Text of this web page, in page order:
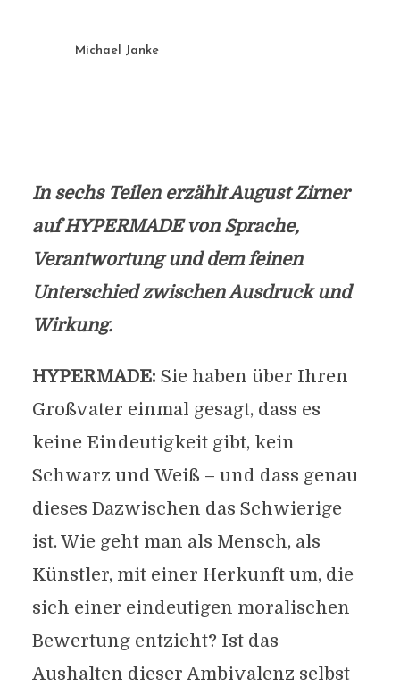
Michael Janke
In sechs Teilen erzählt August Zirner
auf HYPERMADE von Sprache,
Verantwortung und dem feinen
Unterschied zwischen Ausdruck und
Wirkung.
HYPERMADE: Sie haben über Ihren
Großvater einmal gesagt, dass es
keine Eindeutigkeit gibt, kein
Schwarz und Weiß – und dass genau
dieses Dazwischen das Schwierige
ist. Wie geht man als Mensch, als
Künstler, mit einer Herkunft um, die
sich einer eindeutigen moralischen
Bewertung entzieht? Ist das
Aushalten dieser Ambivalenz selbst